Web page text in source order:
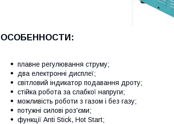
ОСОБЕННОСТИ:
плавне регулювання струму;
два електронні дисплеї;
світловий індикатор подавання дроту;
стійка робота за слабкої напруги;
можливість роботи з газом і без газу;
потужні силові роз'єми;
функції Anti Stick, Hot Start;